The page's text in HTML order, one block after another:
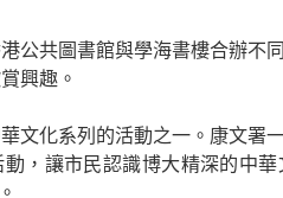
公共圖書館與學海書樓合辦不
興趣。
文化系列的活動之一。康文署
，讓市民認識博大精深的中
。